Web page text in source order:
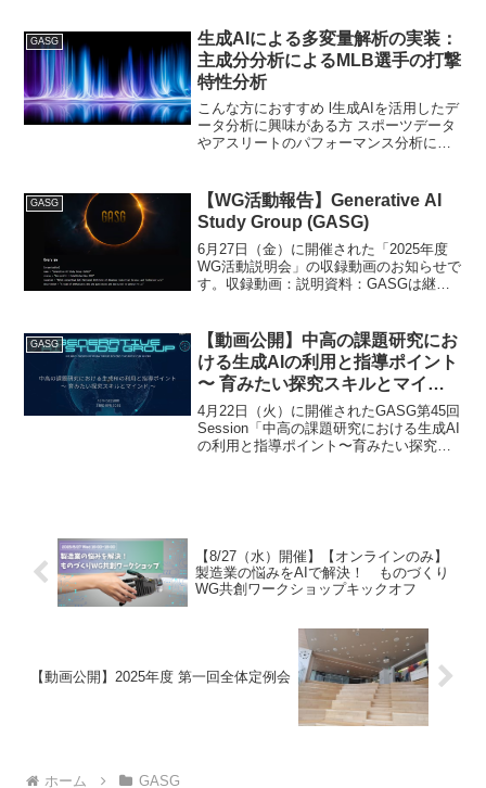
の実践から学べる機会です。研究者、教
育関係者、...
GASG
生成AIによる多変量解析の実装：
主成分分析によるMLB選手の打撃
特性分析
こんな方におすすめ l生成AIを活用したデ
ータ分析に興味がある方 スポーツデータ
やアスリートのパフォーマンス分析に関
を身近なテーマで学びたい高校生・大学
生 ＜主宰者...
GASG
【WG活動報告】Generative AI
Study Group (GASG)
6月27日（金）に開催された「2025年度
WG活動説明会」の収録動画のお知らせで
す。収録動画：説明資料：GASGは継続
AIの社会実装を目指しています。興味の
ある方のご参...
GASG
【動画公開】中高の課題研究にお
ける生成AIの利用と指導ポイント
〜 育みたい探究スキルとマイン
ド 〜
4月22日（火）に開催されたGASG第45回
Session「中高の課題研究における生成AI
の利用と指導ポイント〜育みたい探究ス
【8/27（水）開催】【オンラインのみ】
製造業の悩みをAIで解決！ ものづくり
WG共創ワークショップキックオフ
【動画公開】2025年度 第一回全体定例会
ホーム GASG